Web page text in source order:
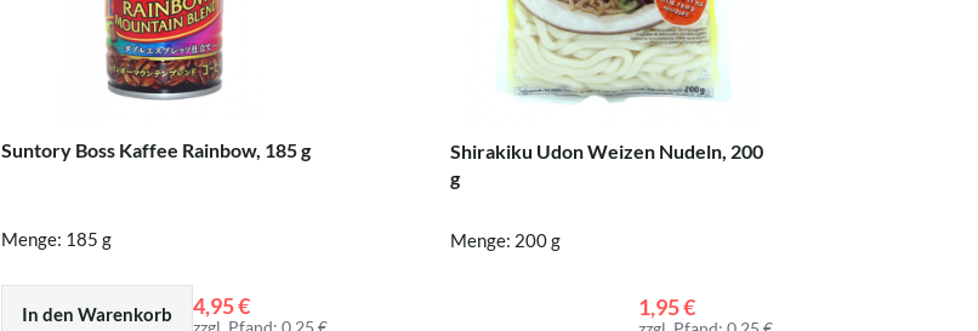
Suntory Boss Kaffee Rainbow, 185 g
Menge: 185 g
In den Warenkorb 4,95 €
zzgl. Pfand: 0,25 €
Shirakiku Udon Weizen Nudeln, 200
g
Menge: 200 g
1,95 €